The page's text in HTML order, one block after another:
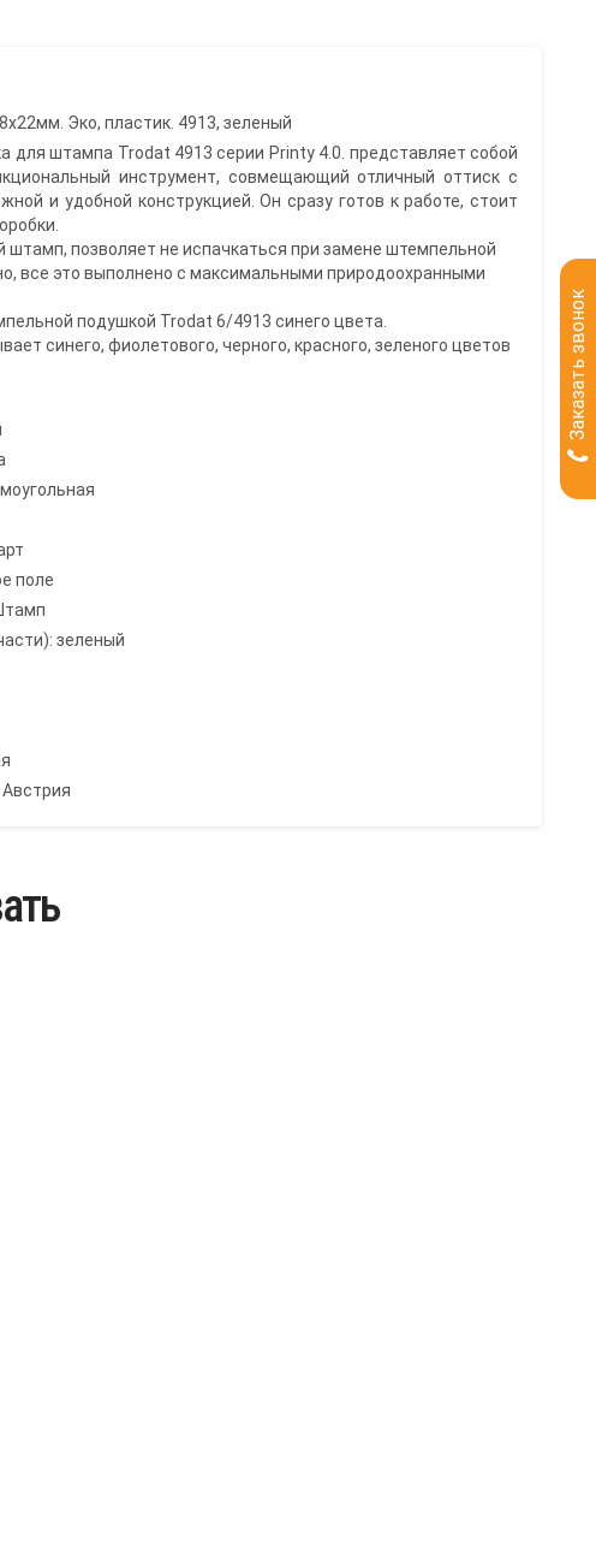
Эко, пластик. 4913, зеленый
для штампа Trodat 4913 серии Printy 4.0. представляет собой
инструмент, совмещающий отличный оттиск с
и удобной конструкцией. Он сразу готов к работе, стоит
штамп, позволяет не испачкаться при замене штемпельной
все это выполнено с максимальными природоохранными
подушкой Trodat 6/4913 синего цвета.
синего, фиолетового, черного, красного, зеленого цветов
поле
зеленый
Заказать звонок